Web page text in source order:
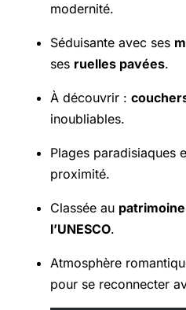
modernité.
Séduisante avec ses
ses ruelles pavées.
À découvrir :
inoubliables.
Plages paradisiaques
proximité.
Classée au
l’UNESCO.
Atmosphère
pour se reconnecter